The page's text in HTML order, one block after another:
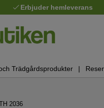
Erbjuder hemleverans
Trädgårdsprodukter
2036